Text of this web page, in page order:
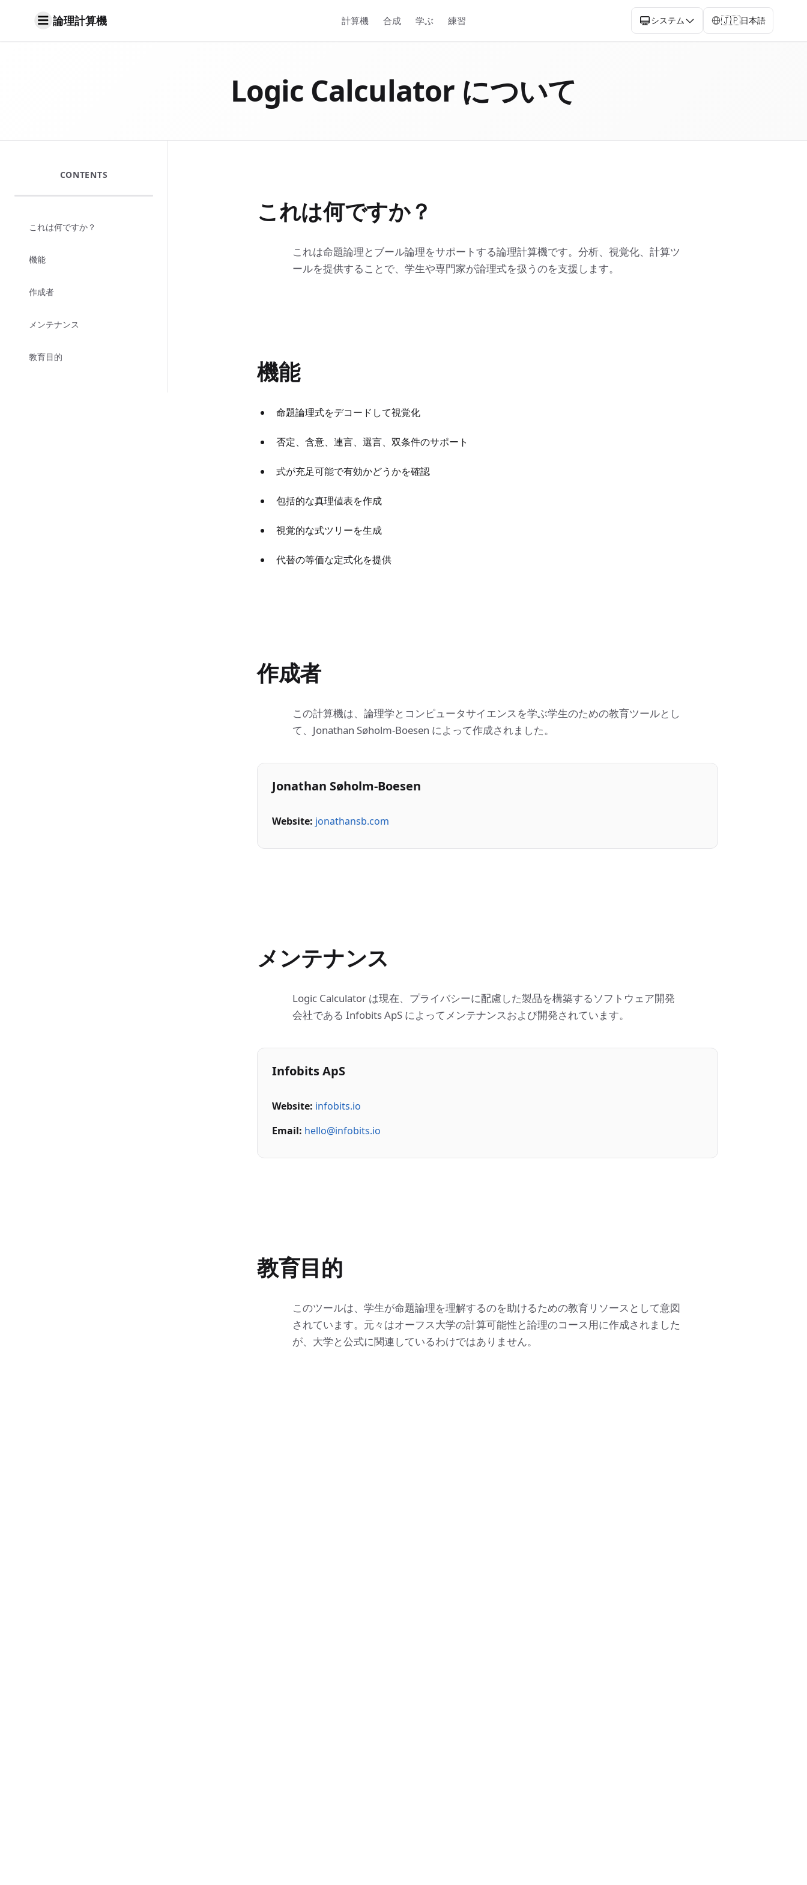
論理計算機 計算機 合成 学ぶ 練習 システム 🇯🇵日本語
Logic Calculator について
CONTENTS
これは何ですか？
機能
作成者
メンテナンス
教育目的
これは何ですか？
これは命題論理とブール論理をサポートする論理計算機です。分析、視覚化、計算ツ
ールを提供することで、学生や専門家が論理式を扱うのを支援します。
機能
命題論理式をデコードして視覚化
否定、含意、連言、選言、双条件のサポート
式が充足可能で有効かどうかを確認
包括的な真理値表を作成
視覚的な式ツリーを生成
代替の等価な定式化を提供
作成者
この計算機は、論理学とコンピュータサイエンスを学ぶ学生のための教育ツールとし
て、Jonathan Søholm-Boesen によって作成されました。
Jonathan Søholm-Boesen
Website: jonathansb.com
メンテナンス
Logic Calculator は現在、プライバシーに配慮した製品を構築するソフトウェア開発
会社である Infobits ApS によってメンテナンスおよび開発されています。
Infobits ApS
Website: infobits.io
Email: hello@infobits.io
教育目的
このツールは、学生が命題論理を理解するのを助けるための教育リソースとして意図
されています。元々はオーフス大学の計算可能性と論理のコース用に作成されました
が、大学と公式に関連しているわけではありません。